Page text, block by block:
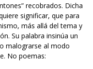
recobrados. Dicha
significar, que para
más allá del tema y
Su palabra insinúa un
malograrse al modo
No poemas: